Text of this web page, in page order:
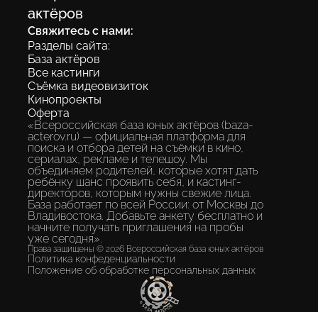
экосистема, где каждый ребенок
получает шанс быть замеченным без
«знакомств» и протекций.
актёров
Свяжитесь с нами:
Разделы сайта:
База актёров
Все кастинги
Съёмка видеовизиток
Кинопроекты
Оферта
«Всероссийская база юных актёров (baza-
acterov.ru) — официальная платформа для
поиска и отбора детей на съёмки в кино,
сериалах, рекламе и телешоу. Мы
объединяем родителей, которые хотят дать
ребёнку шанс проявить себя, и кастинг-
директоров, которым нужны свежие лица.
База работает по всей России: от Москвы до
Владивостока. Добавьте анкету бесплатно и
начните получать приглашения на пробы
уже сегодня».
Права защищены © 2026 Всероссийская база юных актёров
Политика конфеденциальности
Положение об обработке персональных данных